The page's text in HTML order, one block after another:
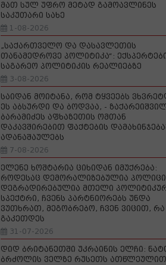
მათ სულ უფრო მეტად გამოავლინეს
საკუთარი სახე
1-08-2026
„საქართველო და დასავლეთის
თანამედროვე პოლიტიკა“:
საგარეო პოლიტიკის რეალიებზე
3-08-2026
საიდან მოიტანა, რომ ტყვეებს
ეს აბსურდი და ბოდვაა, -
ბარამიძეს აფხაზეთის ომთან
დაკავშირებით ფაქტების
ადანაშაულებს
7-08-2026
ელენე ხოშტარია ციხიდან იმუქრება:
როდესაც დემორალიზებულია
დეგრადირებულია მთელი
სპექტრი, ჩვენს პარტნიორებს უნდა
ვუთხრათ, მეგობრებო, ჩვენ ვიცით, რა
გაკეთდეს
31-07-2026
დიდ ბრიტანეთში უკრაინის ელჩი:
ბრძოლის ველზე რუსეთს ათწლეულით